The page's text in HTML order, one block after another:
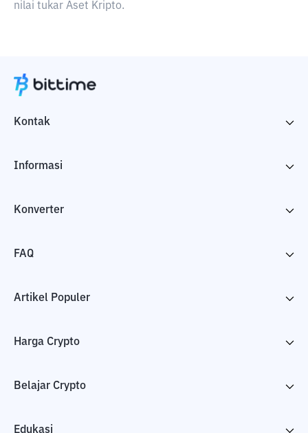
nilai tukar Aset Kripto.
Kontak
Informasi
Konverter
FAQ
Artikel Populer
Harga Crypto
Belajar Crypto
Edukasi